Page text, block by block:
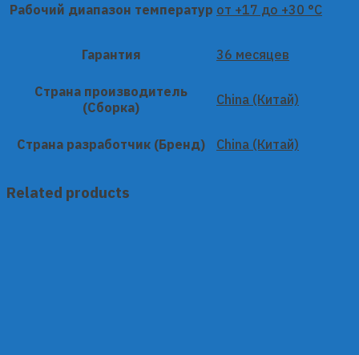
Рабочий диапазон температур от +17 до +30 °C
Гарантия 36 месяцев
Страна производитель
(Сборка)
China (Китай)
Страна разработчик (Бренд) China (Китай)
Related products